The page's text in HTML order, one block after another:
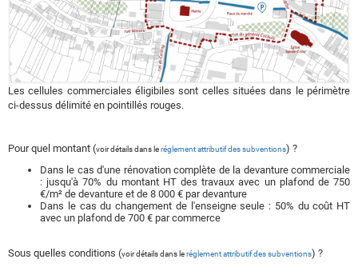
Les cellules commerciales éligibiles sont celles situées dans le périmètre
ci-dessus délimité en pointillés rouges.
Pour quel montant (voir détails dans leréglement attributif des subventions) ?
Dans le cas d'une rénovation complète de la devanture commerciale
: jusqu'à 70% du montant HT des travaux avec un plafond de 750
€/m² de devanture et de 8 000 € par devanture
Dans le cas du changement de l'enseigne seule : 50% du coût HT
avec un plafond de 700 € par commerce
Sous quelles conditions (voir détails dans leréglement attributif des subventions) ?